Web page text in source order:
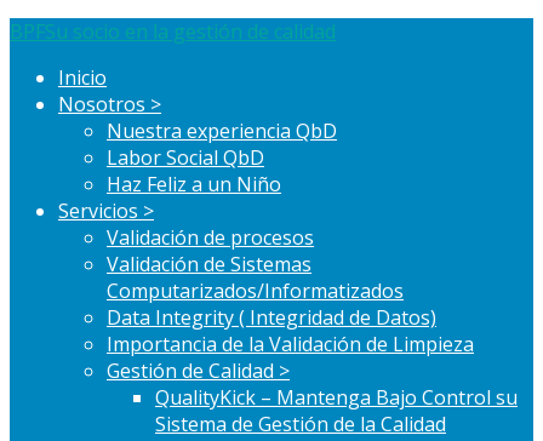
BPFSu socio en la gestión de calidad
Inicio
Nosotros >
Nuestra experiencia QbD
Labor Social QbD
Haz Feliz a un Niño
Servicios >
Validación de procesos
Validación de Sistemas
Computarizados/Informatizados
Data Integrity ( Integridad de Datos)
Importancia de la Validación de Limpieza
Gestión de Calidad >
QualityKick – Mantenga Bajo Control su
Sistema de Gestión de la Calidad